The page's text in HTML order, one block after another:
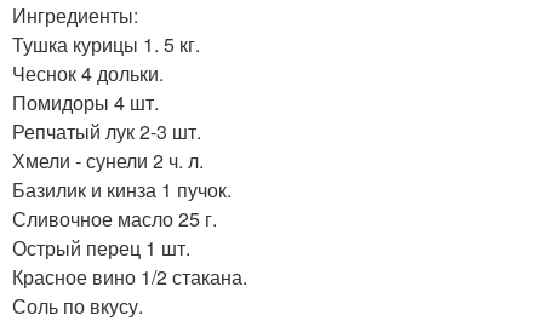
Ингредиенты:
Тушка курицы 1. 5 кг.
Чеснок 4 дольки.
Помидоры 4 шт.
Репчатый лук 2-3 шт.
Хмели - сунели 2 ч. л.
Базилик и кинза 1 пучок.
Сливочное масло 25 г.
Острый перец 1 шт.
Красное вино 1/2 стакана.
Соль по вкусу.